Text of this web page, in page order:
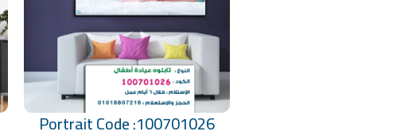
تحديد أحد الخيارات
Portrait Code :100701026